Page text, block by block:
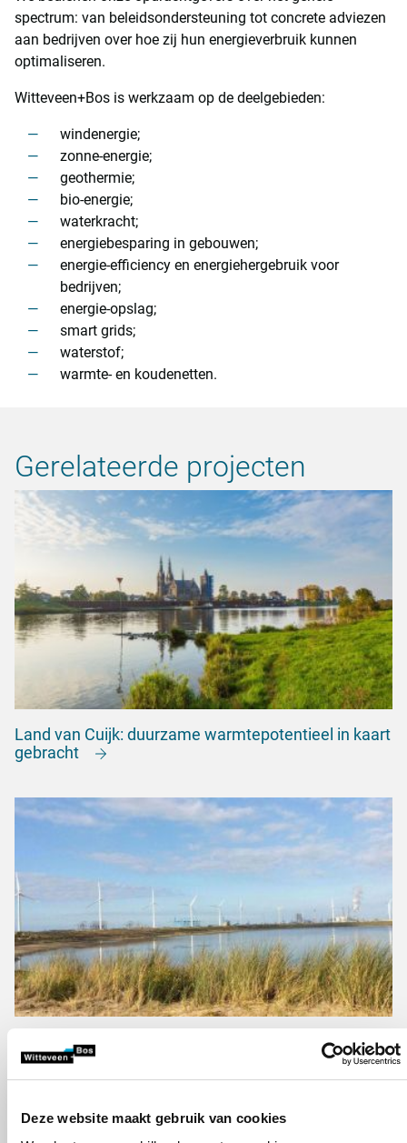
Deze website maakt gebruik van cookies
spectrum: van beleidsondersteuning tot concrete adviezen
aan bedrijven over hoe zij hun energieverbruik kunnen
optimaliseren.
Witteveen+Bos is werkzaam op de deelgebieden:
windenergie;
zonne-energie;
geothermie;
bio-energie;
waterkracht;
energiebesparing in gebouwen;
energie-efficiency en energiehergebruik voor
bedrijven;
energie-opslag;
smart grids;
waterstof;
warmte- en koudenetten.
Gerelateerde projecten
Land van Cuijk: duurzame warmtepotentieel in kaart
gebracht
Windpark Slufterdam